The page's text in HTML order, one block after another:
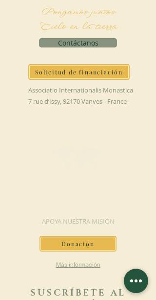
Pongamos juntos
Cielo en la tierra
Contáctanos
Solicitud de financiación
Associatio Internationalis Monastica
7 rue d’Issy, 92170 Vanves - France
APOYA NUESTRA MISIÓN
Donación
Más información
SUSCRÍBETE AL